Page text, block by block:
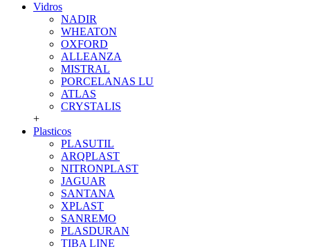
Vidros
NADIR
WHEATON
OXFORD
ALLEANZA
MISTRAL
PORCELANAS LU
ATLAS
CRYSTALIS
+
Plasticos
PLASUTIL
ARQPLAST
NITRONPLAST
JAGUAR
SANTANA
XPLAST
SANREMO
PLASDURAN
TIBA LINE